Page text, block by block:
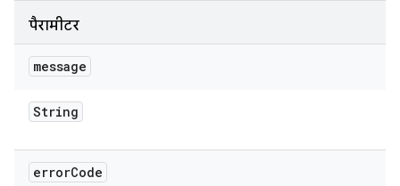
पैरामीटर
message
String
errorCode